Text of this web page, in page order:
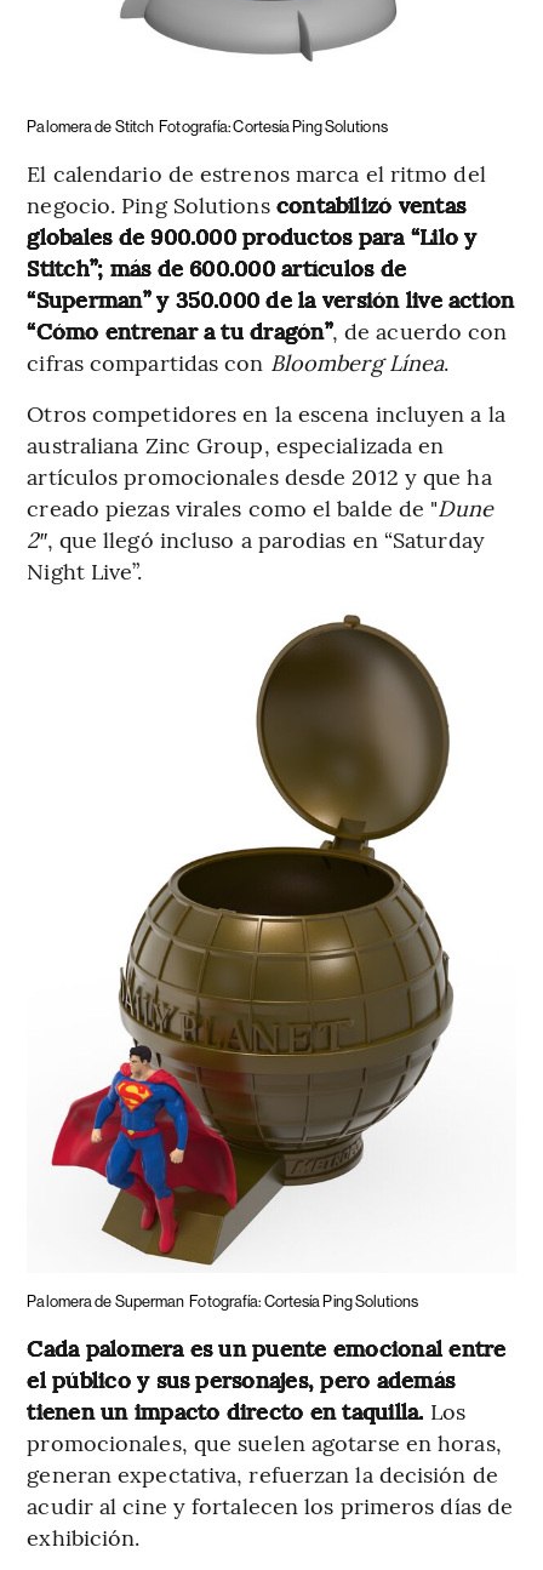
Palomera de Stitch Fotografía: Cortesía Ping Solutions
El calendario de estrenos marca el ritmo del
negocio. Ping Solutions contabilizó ventas
globales de 900.000 productos para “Lilo y
Stitch”; más de 600.000 artículos de
“Superman” y 350.000 de la versión live action
“Cómo entrenar a tu dragón”, de acuerdo con
cifras compartidas con Bloomberg Línea.
Otros competidores en la escena incluyen a la
australiana Zinc Group, especializada en
artículos promocionales desde 2012 y que ha
creado piezas virales como el balde de "Dune
2″, que llegó incluso a parodias en “Saturday
Night Live”.
Palomera de Superman Fotografía: Cortesía Ping Solutions
Cada palomera es un puente emocional entre
el público y sus personajes, pero además
tienen un impacto directo en taquilla. Los
promocionales, que suelen agotarse en horas,
generan expectativa, refuerzan la decisión de
acudir al cine y fortalecen los primeros días de
exhibición.